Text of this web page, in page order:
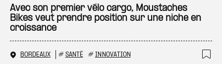
Avec son premier vélo cargo, Moustaches
Bikes veut prendre position sur une niche en
croissance
BORDEAUX # SANTÉ # INNOVATION